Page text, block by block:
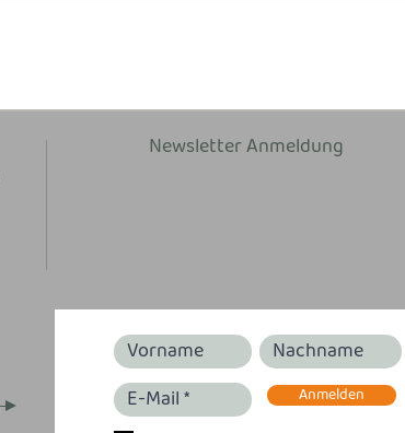
Newsletter Anmeldung
Anmelden